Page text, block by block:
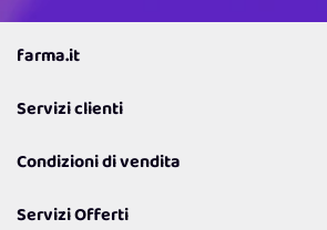
farma.it
Coupon
Lavora con noi
Politiche per la parità di genere
Servizi clienti
Richiamami
Resi
Condizioni di vendita
Spedizioni
Servizi Offerti